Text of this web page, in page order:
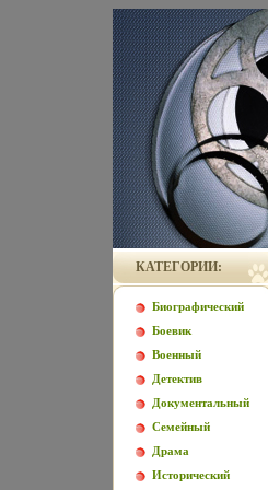
КАТЕГОРИИ:
Биографический
Боевик
Военный
Детектив
Документальный
Семейный
Драма
Исторический